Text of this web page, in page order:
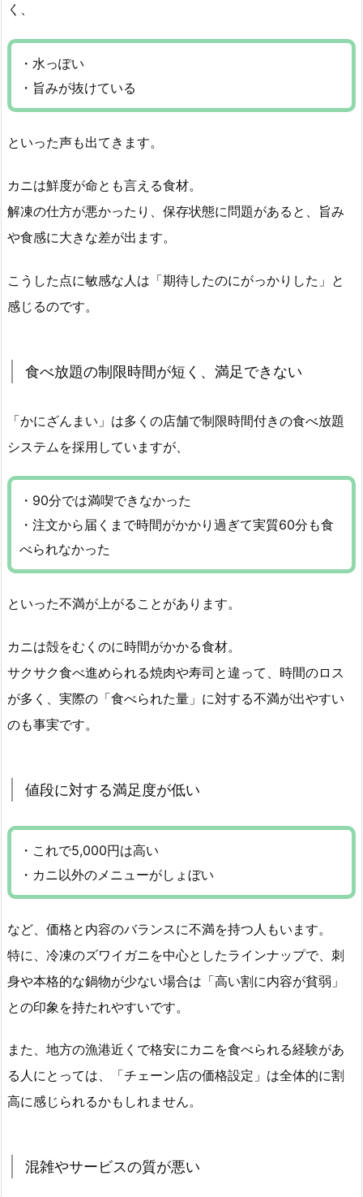
く、
・水っぽい
・旨みが抜けている
といった声も出てきます。
カニは鮮度が命とも言える食材。
解凍の仕方が悪かったり、保存状態に問題があると、旨み
や食感に大きな差が出ます。
こうした点に敏感な人は「期待したのにがっかりした」と
感じるのです。
食べ放題の制限時間が短く、満足できない
「かにざんまい」は多くの店舗で制限時間付きの食べ放題
システムを採用していますが、
・90分では満喫できなかった
・注文から届くまで時間がかかり過ぎて実質60分も食
べられなかった
といった不満が上がることがあります。
カニは殻をむくのに時間がかかる食材。
サクサク食べ進められる焼肉や寿司と違って、時間のロス
が多く、実際の「食べられた量」に対する不満が出やすい
のも事実です。
値段に対する満足度が低い
・これで5,000円は高い
・カニ以外のメニューがしょぼい
など、価格と内容のバランスに不満を持つ人もいます。
特に、冷凍のズワイガニを中心としたラインナップで、刺
身や本格的な鍋物が少ない場合は「高い割に内容が貧弱」
との印象を持たれやすいです。
また、地方の漁港近くで格安にカニを食べられる経験があ
る人にとっては、「チェーン店の価格設定」は全体的に割
高に感じられるかもしれません。
混雑やサービスの質が悪い